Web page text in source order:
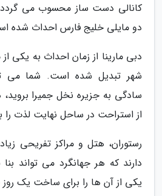
کانالی دست ساز محسوب می
دو مایلی خلیج فارس احداث شده
دبی مارینا از زمان احداث به یکی
شهر تبدیل شده است. شما می
سادگی به جزیره نخل جمیرا بروید،
از استراحت در ساحل نهایت لذت را
رستوران، هتل و مراکز تفریحی
دارند که هر جهانگرد می تواند
یکی از آن ها را برای ساخت یک